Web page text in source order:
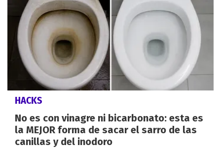
HACKS
No es con vinagre ni bicarbonato: esta es
la MEJOR forma de sacar el sarro de las
canillas y del inodoro